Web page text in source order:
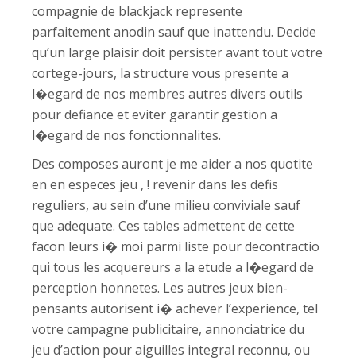
compagnie de blackjack represente
parfaitement anodin sauf que inattendu. Decide
qu’un large plaisir doit persister avant tout votre
cortege-jours, la structure vous presente a
l�egard de nos membres autres divers outils
pour defiance et eviter garantir gestion a
l�egard de nos fonctionnalites.
Des composes auront je me aider a nos quotite
en en especes jeu , ! revenir dans les defis
reguliers, au sein d’une milieu conviviale sauf
que adequate. Ces tables admettent de cette
facon leurs i� moi parmi liste pour decontractio
qui tous les acquereurs a la etude a l�egard de
perception honnetes. Les autres jeux bien-
pensants autorisent i� achever l’experience, tel
votre campagne publicitaire, annonciatrice du
jeu d’action pour aiguilles integral reconnu, ou